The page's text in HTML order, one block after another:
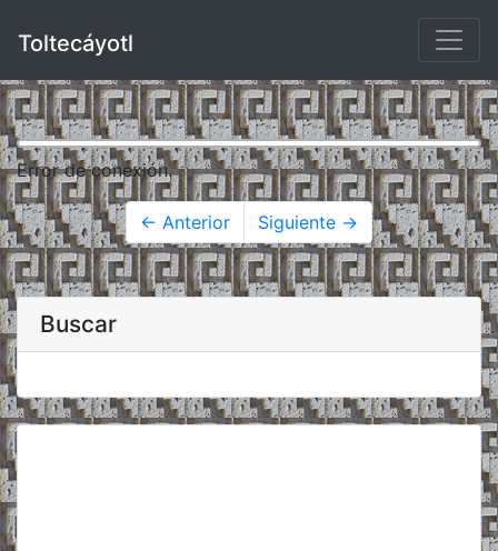
Toltecáyotl
Error de conexión.
← Anterior Siguiente →
Buscar